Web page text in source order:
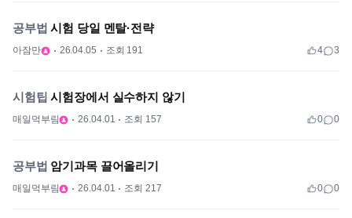
공부법 시험 당일 멘탈·전략
아잠만 26.04.05 조회 191 4 3
시험팁 시험장에서 실수하지 않기
매일먹부림 26.04.01 조회 157 0 0
공부법 암기과목 끌어올리기
매일먹부림 26.04.01 조회 217 0 0